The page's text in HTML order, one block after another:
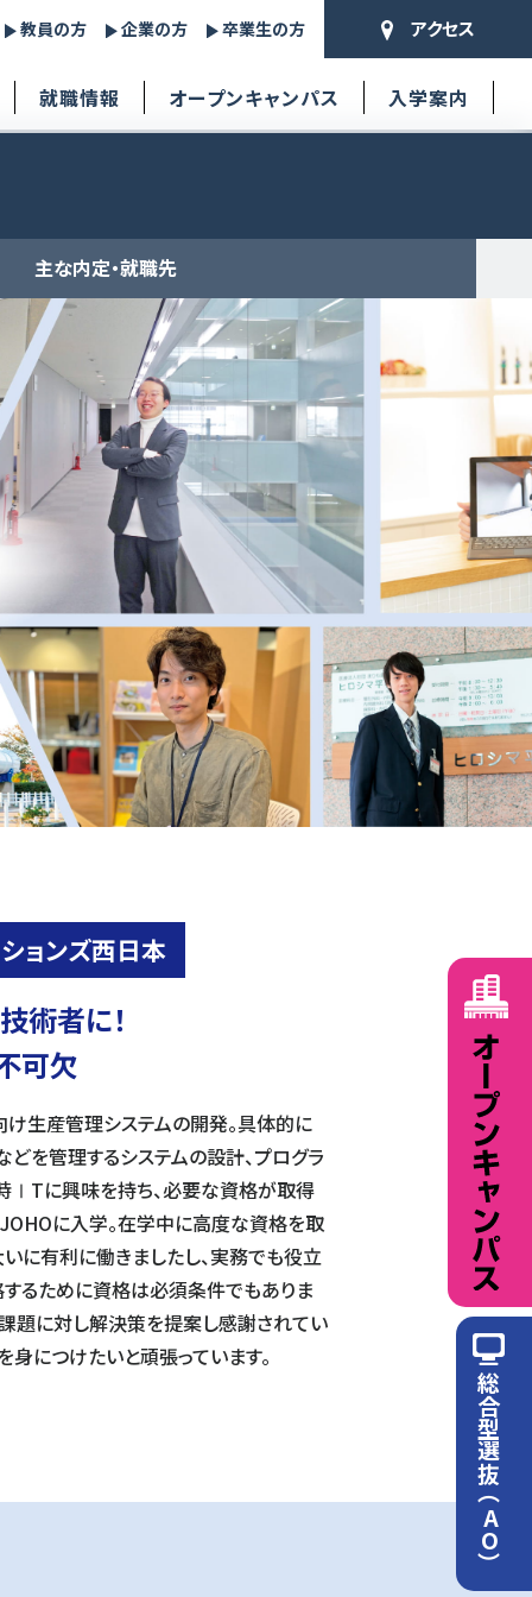
総合型選抜（AO）
教員の方 企業の方 卒業生の方 アクセス
就職情報 オープンキャンパス 入学案内
主な内定・就職先
ションズ西日本
術者に！
可欠
生産管理システムの開発。具体的に
を管理するシステムの設計、プログラ
時ⅠTに興味を持ち、必要な資格が取得
に入学。在学中に高度な資格を取
に有利に働きましたし、実務でも役立
するために資格は必須条件でもありま
題に対し解決策を提案し感謝されてい
につけたいと頑張っています。